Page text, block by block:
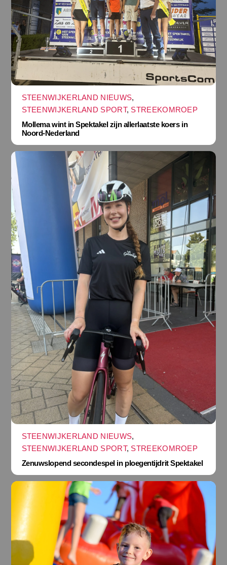
STEENWIJKERLAND NIEUWS,
STEENWIJKERLAND SPORT, STREEKOMROEP
Mollema wint in Spektakel zijn allerlaatste koers in
Noord-Nederland
STEENWIJKERLAND NIEUWS,
STEENWIJKERLAND SPORT, STREEKOMROEP
Zenuwslopend secondespel in ploegentijdrit Spektakel